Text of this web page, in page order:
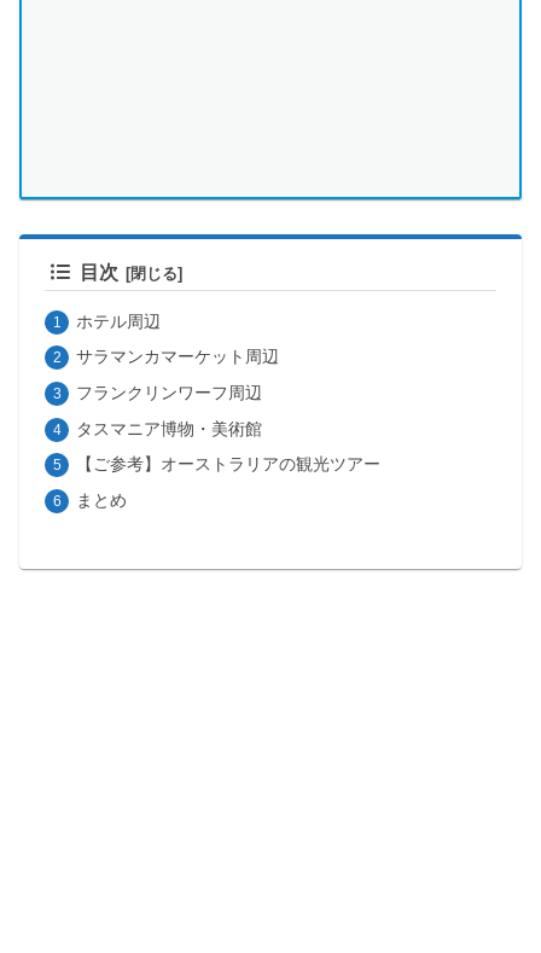
目次
ホテル周辺
サラマンカマーケット周辺
フランクリンワーフ周辺
タスマニア博物・美術館
【ご参考】オーストラリアの観光ツアー
まとめ